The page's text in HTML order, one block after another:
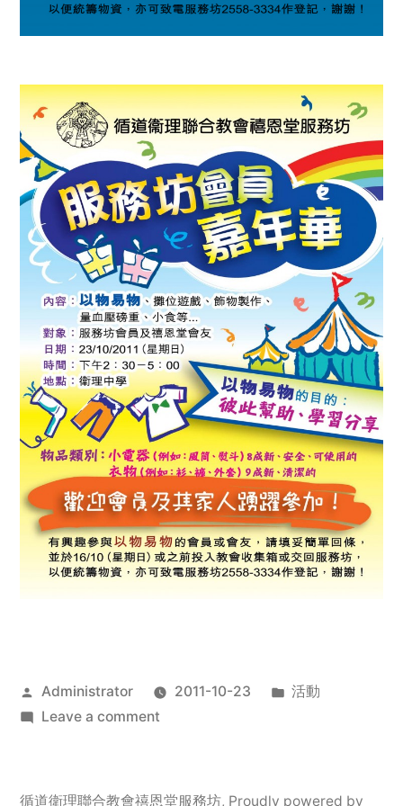
Posted
by
Administrator 2011-10-23
Posted
活動
Leave a commenton
服
循道衛理聯合教會禧恩堂服務坊, Proudly powered by